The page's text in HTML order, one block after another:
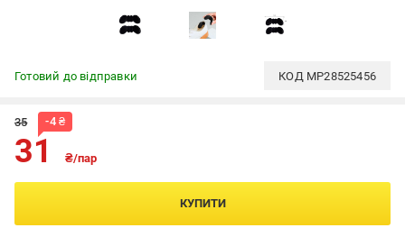
Готовий до відправки КОД MP28525456
35 -4₴
31 ₴/пар
КУПИТИ